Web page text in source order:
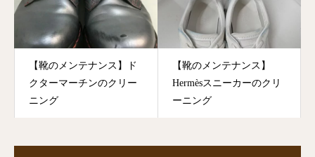
【靴のメンテナンス】ド
クターマーチンのクリー
ニング
【靴のメンテナンス】
Hermèsスニーカーのクリ
ーニング